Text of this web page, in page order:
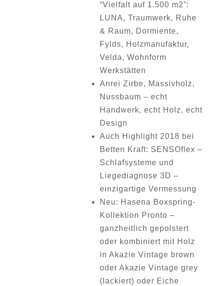
“Vielfalt auf 1.500 m2”:
LUNA, Traumwerk, Ruhe
& Raum, Dormiente,
Fylds, Holzmanufaktur,
Velda, Wohnform
Werkstätten
Anrei Zirbe, Massivholz,
Nussbaum – echt
Handwerk, echt Holz, echt
Design
Auch Highlight 2018 bei
Betten Kraft: SENSOflex –
Schlafsysteme und
Liegediagnose 3D –
einzigartige Vermessung
Neu: Hasena Boxspring-
Kollektion Pronto –
ganzheitlich gepolstert
oder kombiniert mit Holz
in Akazie Vintage brown
oder Akazie Vintage grey
(lackiert) oder Eiche